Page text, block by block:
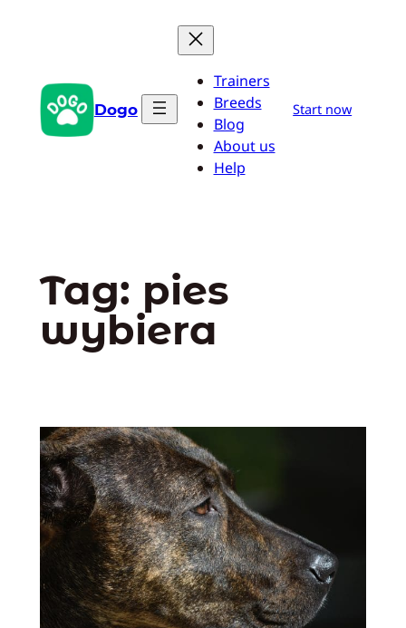
Dogo
Trainers
Breeds
Blog
About us
Help
Start now
Tag: pies
wybiera